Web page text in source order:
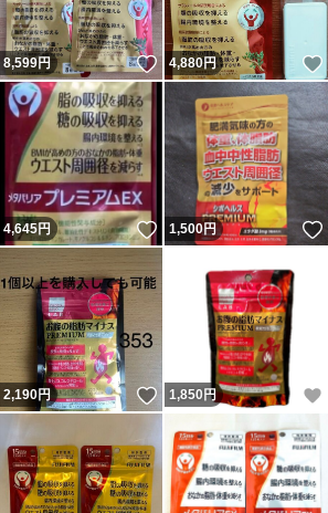
いいね！
8,599円 いいね！
4,880円
いいね！
4,645円 いいね！
1,500円
いいね！
2,190円 いいね！
1,850 円